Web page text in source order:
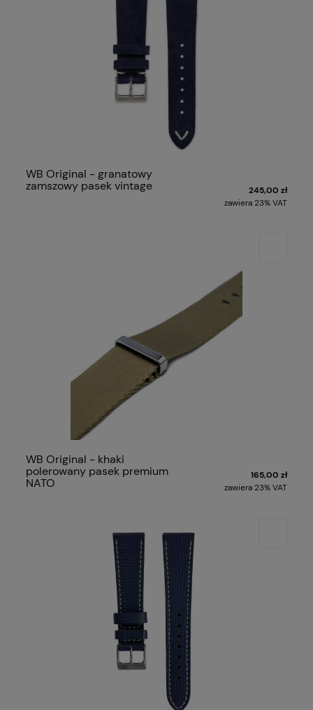
WB Original - granatowy
zamszowy pasek vintage
245,00 zł
zawiera 23% VAT
WB Original - khaki
polerowany pasek premium
NATO
165,00 zł
zawiera 23% VAT